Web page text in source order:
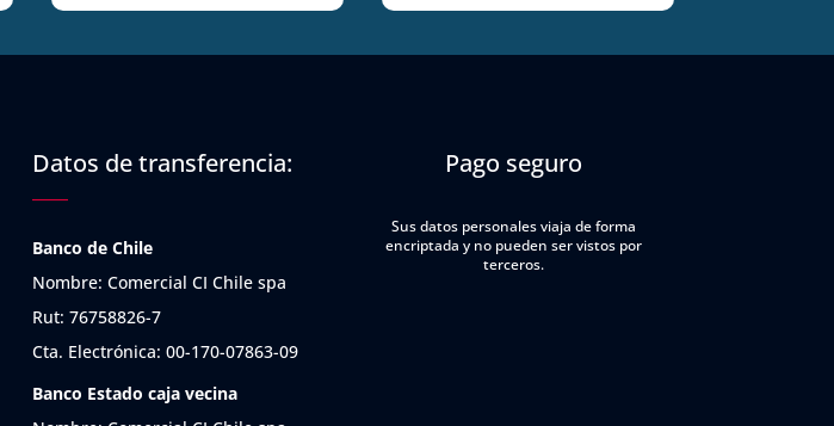
Datos de transferencia:
Banco de Chile
Nombre: Comercial CI Chile spa
Rut: 76758826-7
Cta. Electrónica: 00-170-07863-09
Banco Estado caja vecina
Pago seguro
Sus datos personales viaja de forma
encriptada y no pueden ser vistos por
terceros.